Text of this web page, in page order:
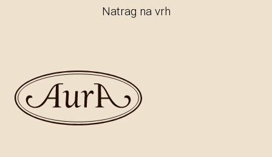
Natrag na vrh